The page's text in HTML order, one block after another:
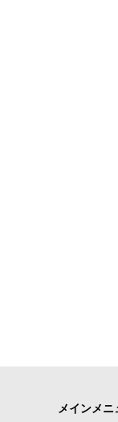
メインメニ